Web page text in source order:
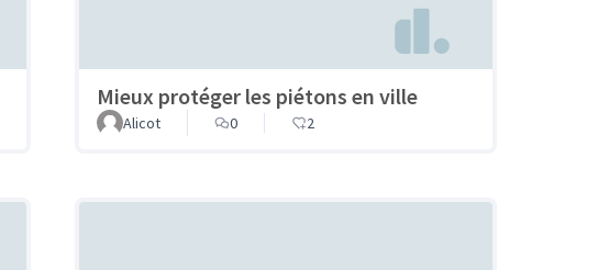
Mieux protéger les piétons en ville
Alicot 0 2